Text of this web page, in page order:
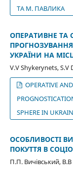
ТА М. ПАВЛИКА
ОПЕРАТИВНЕ ТА
УКРАЇНИ НА
V.V Shykerynets, S.V
OPERATIVE
SPHERE IN
ОСОБЛИВОСТІ
ПОКУТТЯ В
П.П. Вичівський,